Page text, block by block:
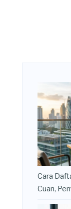
Cara
Cuan,